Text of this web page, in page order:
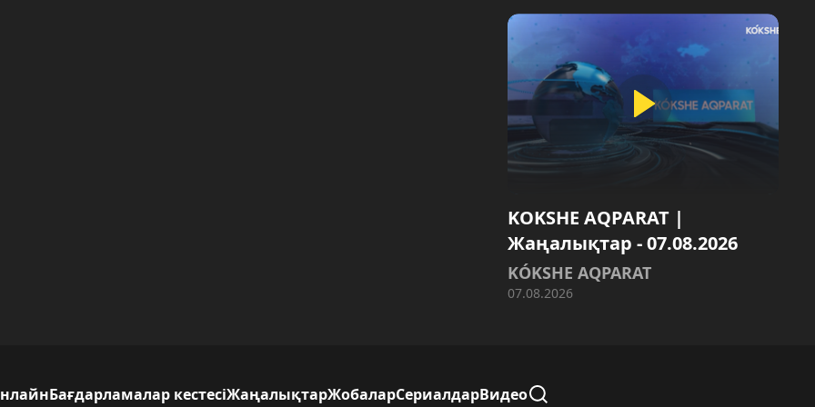
KOKSHE AQPARAT |
Жаңалықтар - 07.08.2026
KÓKSHE AQPARAT
07.08.2026
Бағдарламалар кестесіЖаңалықтарЖобаларСериалдарВидео